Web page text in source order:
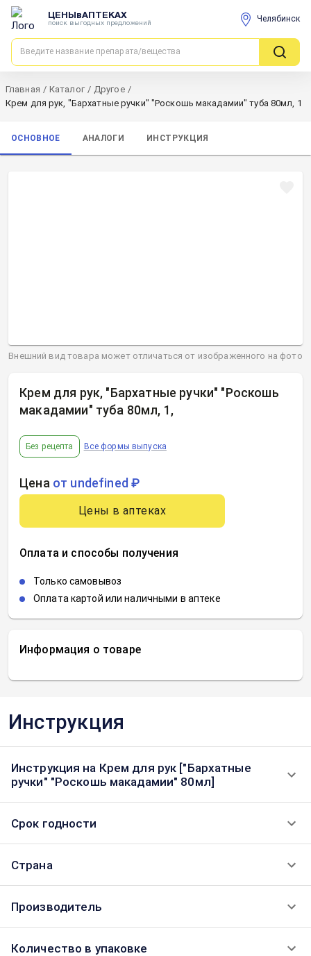
ЦЕНЫвАПТЕКАХ
поиск выгодных предложений Челябинск
Главная / Каталог / Другое /
Крем для рук, "Бархатные ручки" "Роскошь макадамии" туба 80мл, 1
ОСНОВНОЕ АНАЛОГИ ИНСТРУКЦИЯ
Информация о товаре
Крем для рук, "Бархатные ручки" "Роскошь
макадамии" туба 80мл, 1 ,
Без рецепта Все формы выпуска
Цена от undefined ₽
Цены в аптеках
Оплата и способы получения
Только самовывоз
Оплата картой или наличными в аптеке
Внешний вид товара может отличаться от изображенного на фото
Инструкция
Инструкция на Крем для рук ["Бархатные
ручки" "Роскошь макадамии" 80мл]
Срок годности
Страна
Производитель
Количество в упаковке